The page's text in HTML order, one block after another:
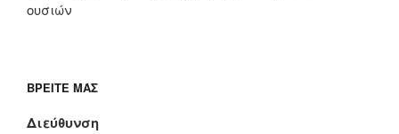
ουσιών
ΒΡΕΊΤΕ ΜΑΣ
Διεύθυνση